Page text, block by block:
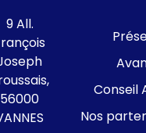
9 All.
56000
Conseil
Nos